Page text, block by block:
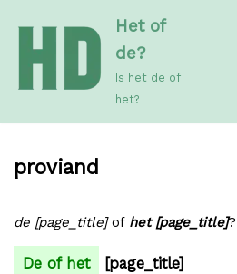
de
inhoud
Het of
de?
Is het de of
het?
proviand
de [page_title]of het [page_title]?
De of het [page_title]